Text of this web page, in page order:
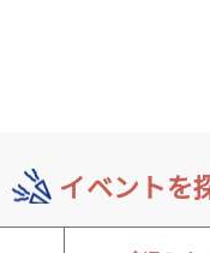
イベントを